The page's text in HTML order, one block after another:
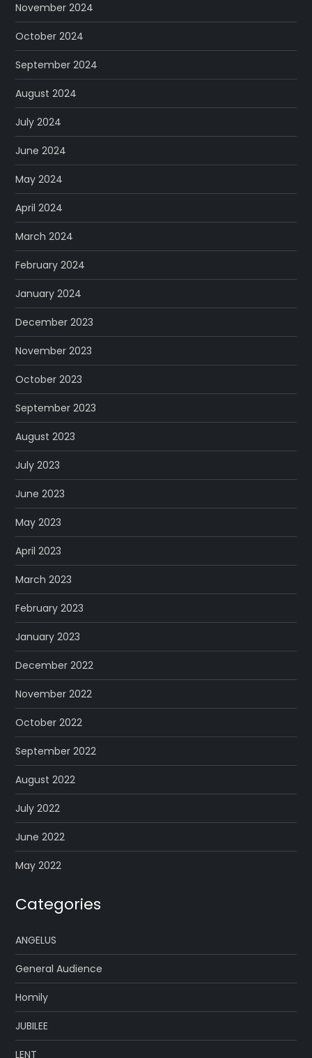
November 2024
October 2024
September 2024
August 2024
July 2024
June 2024
May 2024
April 2024
March 2024
February 2024
January 2024
December 2023
November 2023
October 2023
September 2023
August 2023
July 2023
June 2023
May 2023
April 2023
March 2023
February 2023
January 2023
December 2022
November 2022
October 2022
September 2022
August 2022
July 2022
June 2022
May 2022
Categories
ANGELUS
General Audience
Homily
JUBILEE
LENT